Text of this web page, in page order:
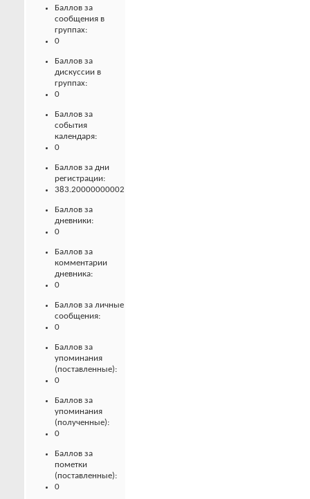
Баллов за
сообщения в
группах:
0
Баллов за
дискуссии в
группах:
0
Баллов за
события
календаря:
0
Баллов за дни
регистрации:
383.20000000002
Баллов за
дневники:
0
Баллов за
комментарии
дневника:
0
Баллов за личные
сообщения:
0
Баллов за
упоминания
(поставленные):
0
Баллов за
упоминания
(полученные):
0
Баллов за
пометки
(поставленные):
0